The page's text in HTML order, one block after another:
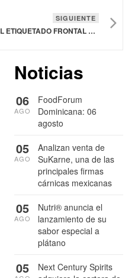
SIGUIENTE
SWEEGEN PUBLICA ESTUDIO DEL ETIQUETADO FRONTAL DE MÉXICO
Noticias
FoodForum
Dominicana: 06
agosto
06
AGO
Analizan venta de
SuKarne, una de las
principales firmas
cárnicas mexicanas
05
AGO
Nutri® anuncia el
lanzamiento de su
sabor especial a
plátano
05
AGO
Next Century Spirits
05